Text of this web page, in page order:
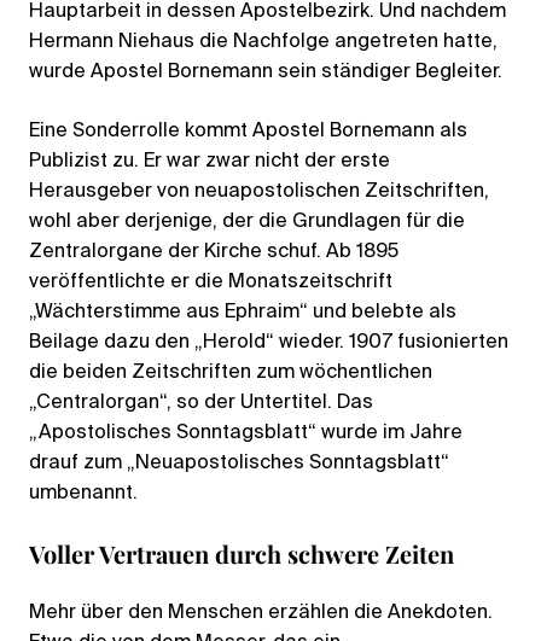
Hauptarbeit in dessen Apostelbezirk. Und nachdem
Hermann Niehaus die Nachfolge angetreten hatte,
wurde Apostel Bornemann sein ständiger Begleiter.
Eine Sonderrolle kommt Apostel Bornemann als
Publizist zu. Er war zwar nicht der erste
Herausgeber von neuapostolischen Zeitschriften,
wohl aber derjenige, der die Grundlagen für die
Zentralorgane der Kirche schuf. Ab 1895
veröffentlichte er die Monatszeitschrift
„Wächterstimme aus Ephraim“ und belebte als
Beilage dazu den „Herold“ wieder. 1907 fusionierten
die beiden Zeitschriften zum wöchentlichen
„Centralorgan“, so der Untertitel. Das
„Apostolisches Sonntagsblatt“ wurde im Jahre
drauf zum „Neuapostolisches Sonntagsblatt“
umbenannt.
Voller Vertrauen durch schwere Zeiten
Mehr über den Menschen erzählen die Anekdoten.